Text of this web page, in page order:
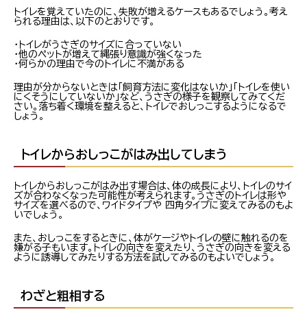
トイレを覚えていたのに、失敗が増えるケースもあるでしょう。考え
られる理由は、以下のとおりです。
・トイレがうさぎのサイズに合っていない
・他のペットが増えて縄張り意識が強くなった
・何らかの理由で今のトイレに不満がある
理由が分からないときは「飼育方法に変化はないか」「トイレを使い
にくそうにしていないか」など、うさぎの様子を観察してみてくだ
さい。落ち着く環境を整えると、トイレでおしっこするようになるで
しょう。
トイレからおしっこがはみ出してしまう
トイレからおしっこがはみ出す場合は、体の成長により、トイレのサイ
ズが合わなくなった可能性が考えられます。うさぎのトイレは形や
サイズを選べるので、ワイドタイプや 四角タイプに変えてみるのもよ
いでしょう。
また、おしっこをするときに、体がケージやトイレの壁に触れるのを
嫌がる子もいます。トイレの向きを変えたり、うさぎの向きを変える
ように誘導してみたりする方法を試してみるのもよいでしょう。
わざと粗相する